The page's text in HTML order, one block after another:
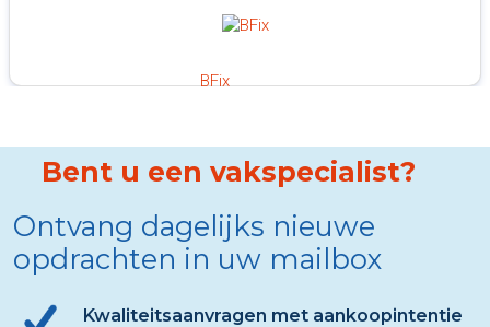
BFix
Bent u een vakspecialist?
Ontvang dagelijks nieuwe
opdrachten in uw mailbox
Kwaliteitsaanvragen met aankoopintentie